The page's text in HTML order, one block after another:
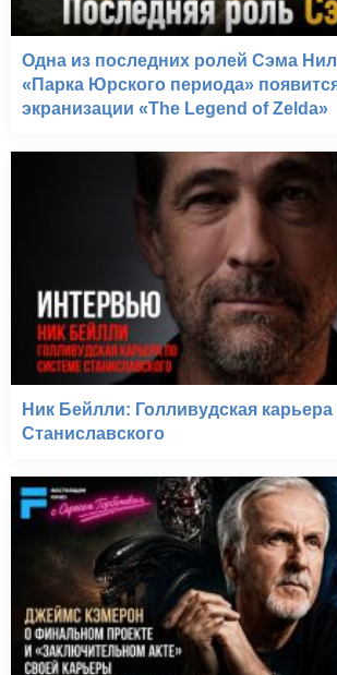
Одна из последних ролей Сэма
«Парка Юрского периода»
экранизации «The Legend of Zelda»
Ник Бейлли: Голливудская
Станиславского